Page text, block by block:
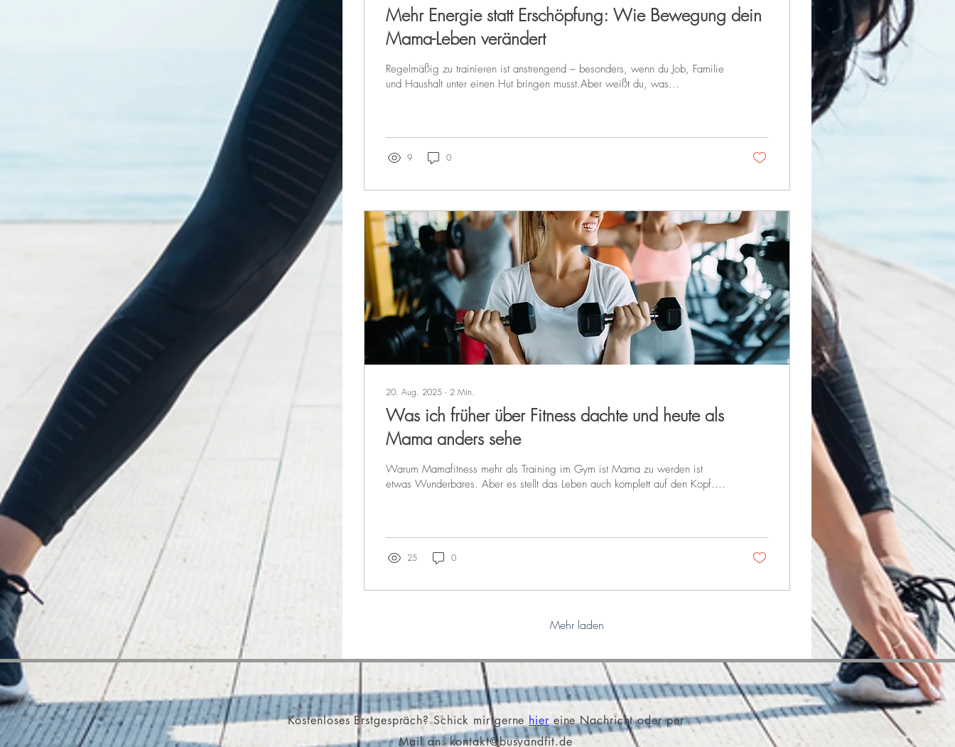
Mehr Energie statt Erschöpfung: Wie Bewegung dein
Mama-Leben verändert
Regelmäßig zu trainieren ist anstrengend – besonders, wenn du Job, Familie
und Haushalt unter einen Hut bringen musst.Aber weißt du, was...
9 0
20. Aug. 2025 ∙ 2 Min.
Was ich früher über Fitness dachte und heute als
Mama anders sehe
Warum Mamafitness mehr als Training im Gym ist Mama zu werden ist
etwas Wunderbares. Aber es stellt das Leben auch komplett auf den Kopf....
25 0
Mehr laden
Kostenloses Erstgespräch?Schick mir gerne hiereine Nachricht oder per
Mail an: kontakt@busyandfit.de